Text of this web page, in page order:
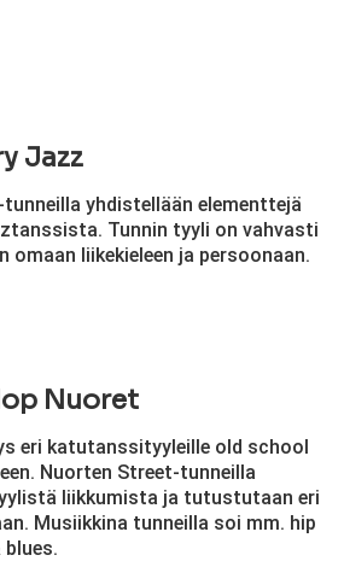
Jazz
yhdistellään elementtejä
Tunnin tyyli on vahvasti
liikekieleen ja persoonaan.
Nuoret
eri katutanssityyleille old school
Nuorten Street-tunneilla
liikkumista ja tutustutaan eri
Musiikkina tunneilla soi mm. hip